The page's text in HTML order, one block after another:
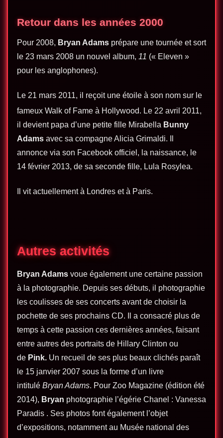
Retour dans les années 2000
Pour 2008, Bryan Adams prépare une tournée et sort
le 23 mars 2008 un nouvel album, 11 (« Eleven »
pour les anglophones).
Le 21 mars 2011, il reçoit une étoile à son nom sur le
fameux Walk of Fame à Hollywood. Le 22 avril 2011,
il devient papa d’une petite fille Mirabella Bunny
Adams avec sa compagne Alicia Grimaldi. Il
annonce via son Facebook officiel, la naissance, le
14 février 2013, de sa seconde fille, Lula Rosylea.
Il vit actuellement à Londres et à Paris.
Autres activités
Bryan Adams voue également une certaine passion
à la photographie. Depuis ses débuts, il photographie
les coulisses de ses concerts avant de choisir la
pochette de ses prochains CD. Il a consacré plus de
temps à cette passion ces dernières années, faisant
entre autres des portraits de Hillary Clinton ou
de Pink. Un recueil de ses plus beaux clichés paraît
le 15 janvier 2007 sous la forme d’un livre
intitulé Bryan Adams. Pour Zoo Magazine (édition été
2014), Bryan photographie l’égérie Chanel : Vanessa
Paradis . Ses photos font également l’objet
d’expositions, notamment au Musée national des